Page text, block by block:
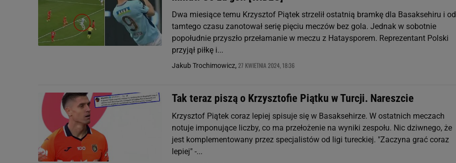
Dwa miesiące temu Krzysztof Piątek strzelił ostatnią bramkę dla Basaksehiru i od
tamtego czasu zanotował serię pięciu meczów bez gola. Jednak w sobotnie
popołudnie przyszło przełamanie w meczu z Hataysporem. Reprezentant Polski
przyjął piłkę i...
Jakub Trochimowicz, 27 KWIETNIA 2024, 18:36
Tak teraz piszą o Krzysztofie Piątku w Turcji. Nareszcie
Krzysztof Piątek coraz lepiej spisuje się w Basaksehirze. W ostatnich meczach
notuje imponujące liczby, co ma przełożenie na wyniki zespołu. Nic dziwnego, że
jest komplementowany przez specjalistów od ligi tureckiej. "Zaczyna grać coraz
lepiej" -...